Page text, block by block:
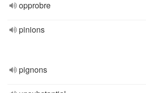
opprobre
pinions
pignons